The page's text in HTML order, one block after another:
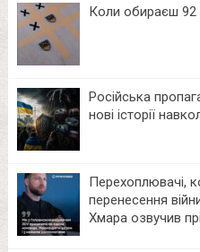
Коли обираєш
Російська
нові історії
Перехоплювачі,
перенесення
Хмара озвучив